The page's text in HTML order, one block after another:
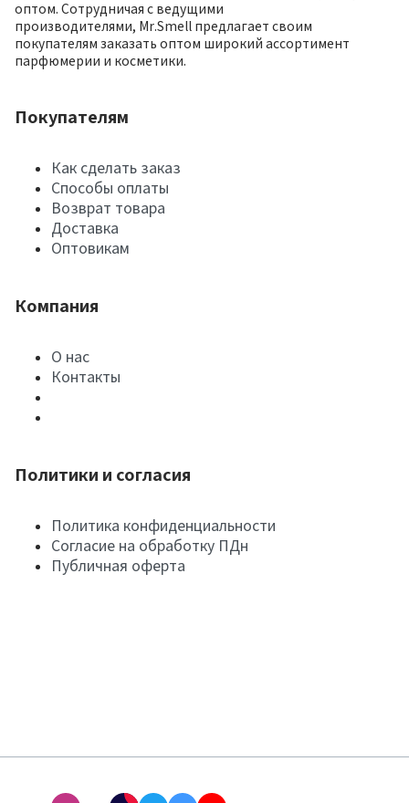
оптом. Сотрудничая с ведущими
производителями, Mr.Smell предлагает своим
покупателям заказать оптом широкий ассортимент
парфюмерии и косметики.
Покупателям
Как сделать заказ
Способы оплаты
Возврат товара
Доставка
Оптовикам
Компания
О нас
Контакты
Политики и согласия
Политика конфиденциальности
Согласие на обработку ПДн
Публичная оферта